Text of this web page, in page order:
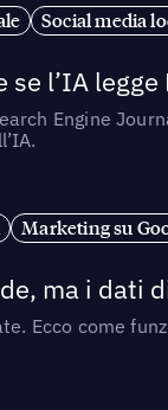
Social media
l’IA
Engine
Marketing su
ma i dati
Ecco come